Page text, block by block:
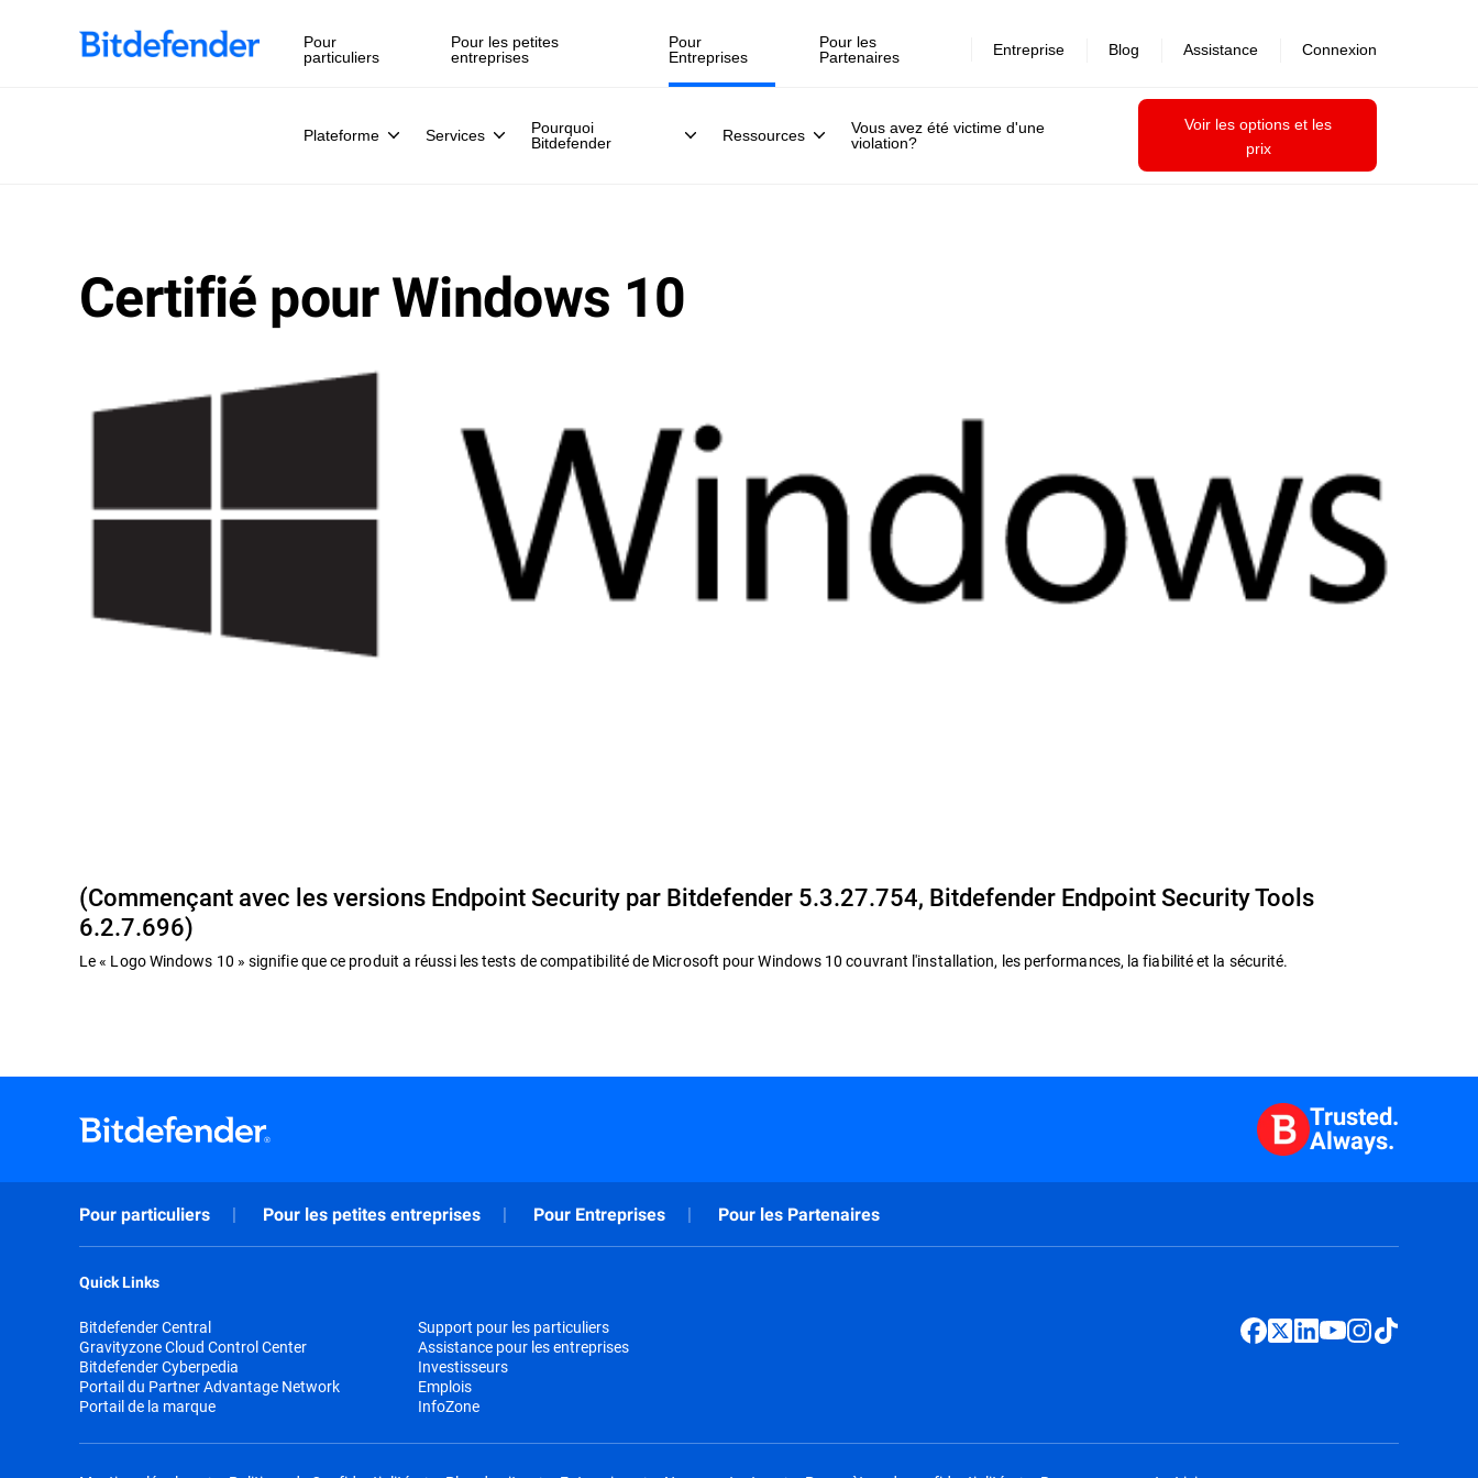
Pour
particuliers
Pour les petites
entreprises
Pour
Entreprises
Plateforme Services
Pourquoi
Bitdefender
Ressources
Vous avez été victime d'une
violation?
Voir les options et les
prix
Pour les
Partenaires
Entreprise Blog Assistance Connexion
Certifié pour Windows 10
(Commençant avec les versions Endpoint Security par Bitdefender 5.3.27.754, Bitdefender Endpoint Security Tools
6.2.7.696)
Le « Logo Windows 10 » signifie que ce produit a réussi les tests de compatibilité de Microsoft pour Windows 10 couvrant l'installation, les performances, la fiabilité et la sécurité.
Trusted.
Always.
Pour particuliers Pour les petites entreprises Pour Entreprises Pour les Partenaires
Quick Links
Bitdefender Central
Gravityzone Cloud Control Center
Bitdefender Cyberpedia
Portail du Partner Advantage Network
Portail de la marque
Support pour les particuliers
Assistance pour les entreprises
Investisseurs
Emplois
InfoZone